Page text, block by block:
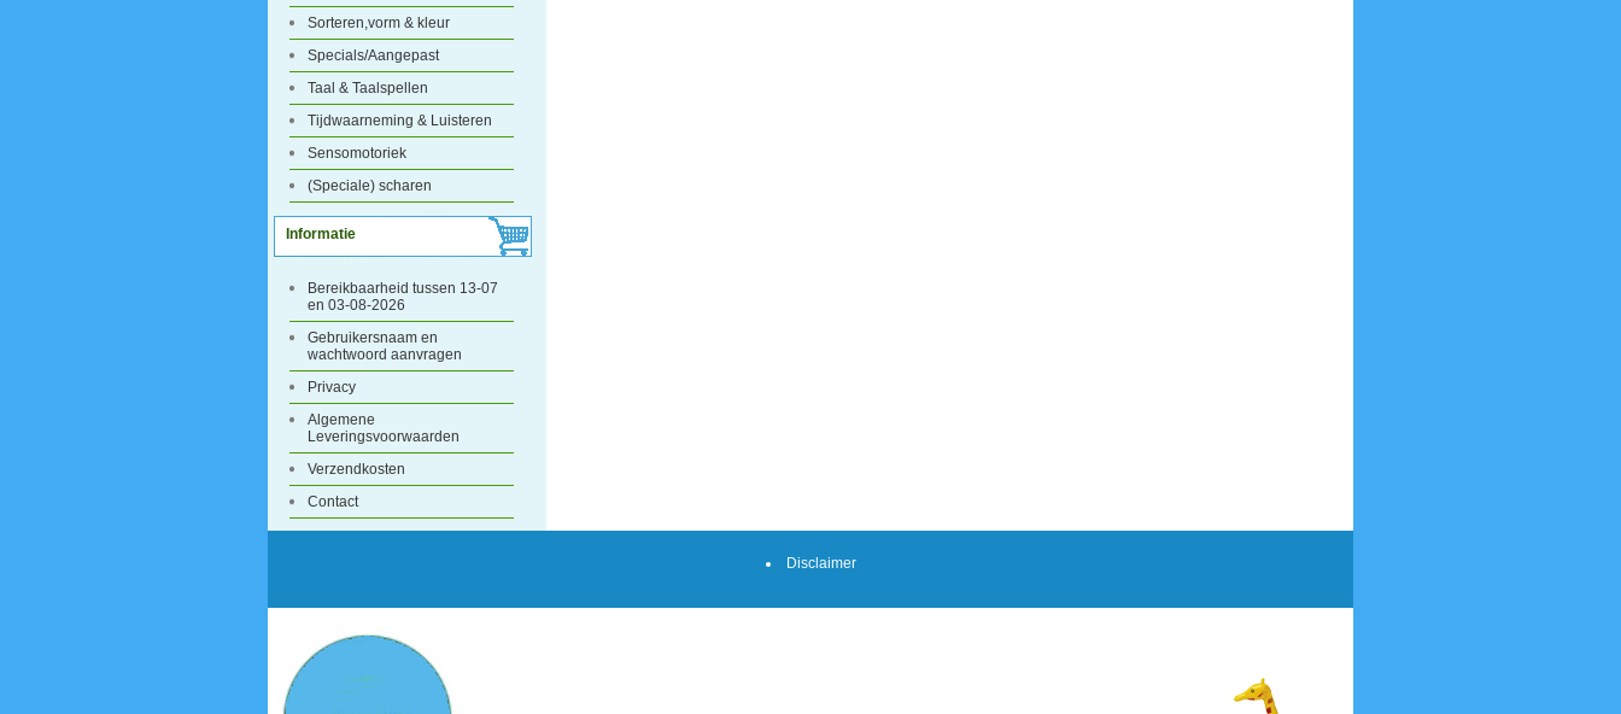
Sorteren,vorm & kleur
Specials/Aangepast
Taal & Taalspellen
Tijdwaarneming & Luisteren
Sensomotoriek
(Speciale) scharen
Informatie
Bereikbaarheid tussen 13-07
en 03-08-2026
Gebruikersnaam en
wachtwoord aanvragen
Privacy
Algemene
Leveringsvoorwaarden
Verzendkosten
Contact
Disclaimer